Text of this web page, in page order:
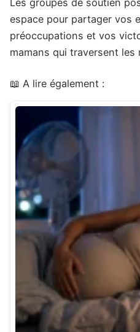
espace pour partager vos
préoccupations et vos
mamans qui traversent les
📖 A lire également :